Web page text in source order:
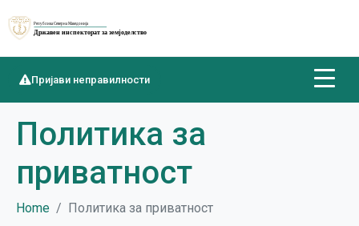
Пријави неправилности
Политика за
приватност
Home Политика за приватност